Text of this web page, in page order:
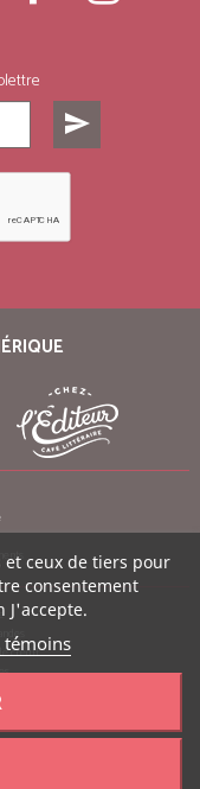
send
crédit
réduction
et ceux de tiers pour
consentement
J'accepte.
témoins